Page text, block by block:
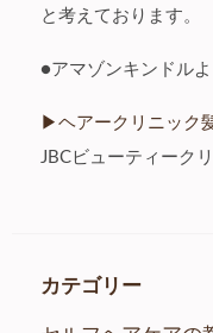
と考えております。
●アマゾンキンドル
▶︎ヘアークリニック
JBCビューティーク
カテゴリー